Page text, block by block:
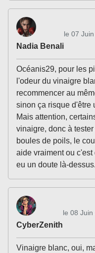
Nadia Benali
le 07
Océanis29, pour les
l'odeur du vinaigre
recommencer au
sinon ça risque d'être
Mais attention,
vinaigre, donc à
boules de poils, le
aide vraiment ou
eu un doute là-
CyberZenith
le 08 Juin
Vinaigre blanc, oui,